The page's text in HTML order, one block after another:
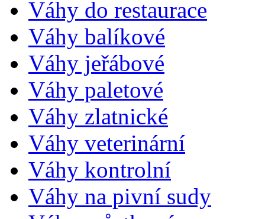
Váhy do restaurace
Váhy balíkové
Váhy jeřábové
Váhy paletové
Váhy zlatnické
Váhy veterinární
Váhy kontrolní
Váhy na pivní sudy